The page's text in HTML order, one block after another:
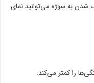
شدن به سوژه می‌توانید نمای
را کمتر می‌کند.